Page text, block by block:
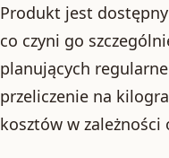
Produkt jest
co czyni go
planujących regularne
przeliczenie na
kosztów w